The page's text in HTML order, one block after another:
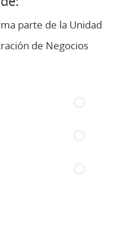
parte de la Unidad
de Negocios